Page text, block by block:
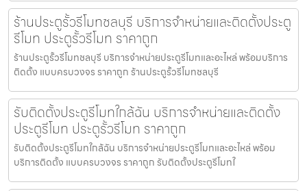
ร้านประตูรั้วรีโมทชลบุรี บริการจำหน่ายและติดตั้งประตู
รีโมท ประตูรั้วรีโมท ราคาถูก
ร้านประตูรั้วรีโมทชลบุรี บริการจำหน่ายประตูรีโมทและอะไหล่ พร้อมบริการ
ติดตั้ง แบบครบวงจร ราคาถูก ร้านประตูรั้วรีโมทชลบุรี
รับติดตั้งประตูรีโมทใกล้ฉัน บริการจำหน่ายและติดตั้ง
ประตูรีโมท ประตูรั้วรีโมท ราคาถูก
รับติดตั้งประตูรีโมทใกล้ฉัน บริการจำหน่ายประตูรีโมทและอะไหล่ พร้อม
บริการติดตั้ง แบบครบวงจร ราคาถูก รับติดตั้งประตูรีโมทใ